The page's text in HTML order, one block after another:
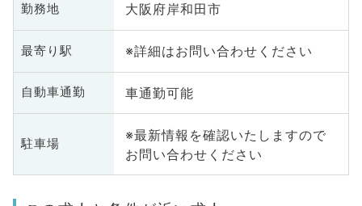
勤務地 大阪府岸和田市
最寄り駅 ※詳細はお問い合わせください
自動車通勤 車通勤可能
駐車場
※最新情報を確認いたしますので
お問い合わせください